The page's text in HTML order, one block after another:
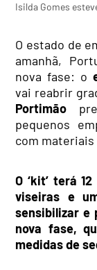
Isilda Gomes
O estado de
amanhã,
nova fase: o
vai reabrir
Portimão
pequenos
com
O ‘kit’ terá
viseiras e
sensibilizar e
nova fase,
medidas de